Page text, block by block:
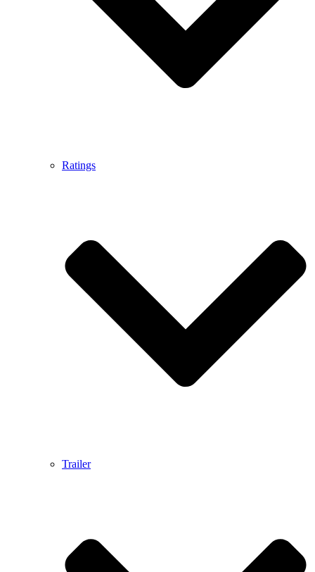
Ratings
Trailer